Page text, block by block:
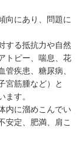
向にあり、問題に
する抵抗力や自然
トピー、喘息、花
疾患、糖尿病、
宮筋腫など）と
ます。
内に溜めこんでい
安定、肥満、肩こ